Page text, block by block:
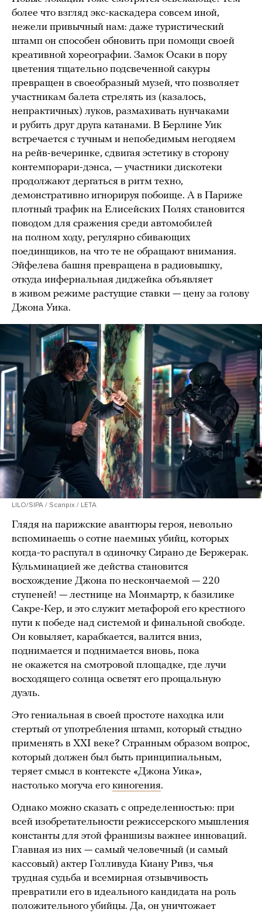
более что взгляд экс-каскадера совсем иной,
нежели привычный нам: даже туристический
штамп он способен обновить при помощи своей
креативной хореографии. Замок Осаки в пору
цветения тщательно подсвеченной сакуры
превращен в своеобразный музей, что позволяет
участникам балета стрелять из (казалось,
непрактичных) луков, размахивать нунчаками
и рубить друг друга катанами. В Берлине Уик
встречается с тучным и непобедимым негодяем
на рейв-вечеринке, сдвигая эстетику в сторону
контемпорари-дэнса, — участники дискотеки
продолжают дергаться в ритм техно,
демонстративно игнорируя побоище. А в Париже
плотный трафик на Елисейских Полях становится
поводом для сражения среди автомобилей
на полном ходу, регулярно сбивающих
поединщиков, на что те не обращают внимания.
Эйфелева башня превращена в радиовышку,
откуда инфернальная диджейка объявляет
в живом режиме растущие ставки — цену за голову
Джона Уика.
LILO/SIPA / Scanpix / LETA
Глядя на парижские авантюры героя, невольно
вспоминаешь о сотне наемных убийц, которых
когда-то распугал в одиночку Сирано де Бержерак.
Кульминацией же действа становится
восхождение Джона по нескончаемой — 220
ступеней! — лестнице на Монмартр, к базилике
Сакре-Кер, и это служит метафорой его крестного
пути к победе над системой и финальной свободе.
Он ковыляет, карабкается, валится вниз,
поднимается и поднимается вновь, пока
не окажется на смотровой площадке, где лучи
восходящего солнца осветят его прощальную
дуэль.
Это гениальная в своей простоте находка или
стертый от употребления штамп, который стыдно
применять в XXI веке? Странным образом вопрос,
который должен был быть принципиальным,
теряет смысл в контексте «Джона Уика»,
настолько могуча его киногения.
Однако можно сказать с определенностью: при
всей изобретательности режиссерского мышления
константы для этой франшизы важнее инноваций.
Главная из них — самый человечный (и самый
кассовый) актер Голливуда Киану Ривз, чья
трудная судьба и всемирная отзывчивость
превратили его в идеального кандидата на роль
положительного убийцы. Да, он уничтожает